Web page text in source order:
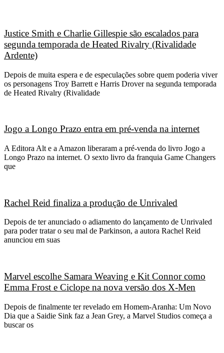
Justice Smith e Charlie Gillespie são escalados para
segunda temporada de Heated Rivalry (Rivalidade
Ardente)
Depois de muita espera e de especulações sobre quem poderia viver
os personagens Troy Barrett e Harris Drover na segunda temporada
de Heated Rivalry (Rivalidade
Jogo a Longo Prazo entra em pré-venda na internet
A Editora Alt e a Amazon liberaram a pré-venda do livro Jogo a
Longo Prazo na internet. O sexto livro da franquia Game Changers
que
Rachel Reid finaliza a produção de Unrivaled
Depois de ter anunciado o adiamento do lançamento de Unrivaled
para poder tratar o seu mal de Parkinson, a autora Rachel Reid
anunciou em suas
Marvel escolhe Samara Weaving e Kit Connor como
Emma Frost e Ciclope na nova versão dos X-Men
Depois de finalmente ter revelado em Homem-Aranha: Um Novo
Dia que a Saidie Sink faz a Jean Grey, a Marvel Studios começa a
buscar os